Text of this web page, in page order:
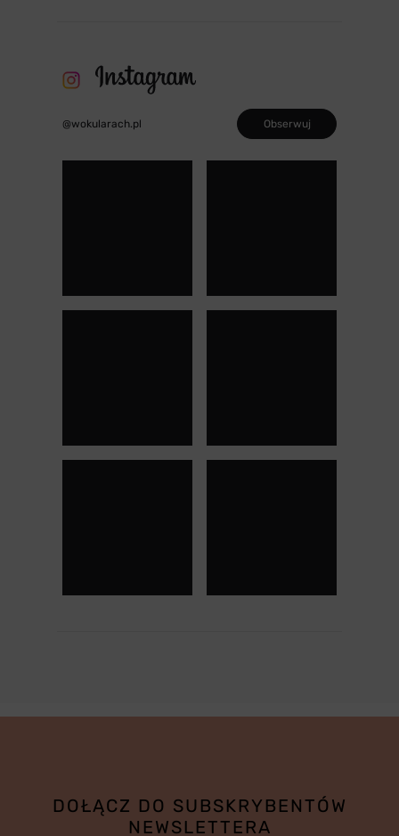
@wokularach.pl Obserwuj
DOŁĄCZ DO SUBSKRYBENTÓW
NEWSLETTERA